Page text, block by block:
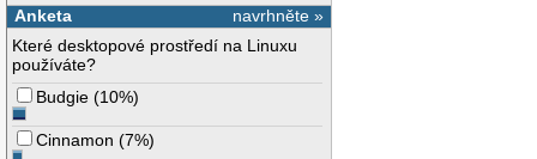
navrhněte »
Anketa
Které desktopové prostředí na Linuxu
používáte?
Budgie (10%)
Cinnamon (7%)